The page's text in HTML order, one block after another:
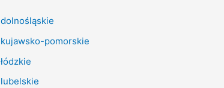
j
d
l
a
dolnośląskie
kujawsko-pomorskie
łódzkie
lubelskie